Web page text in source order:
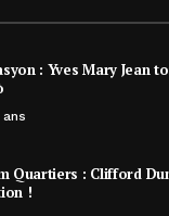
: Yves Mary Jean
Quartiers : Clifford
!